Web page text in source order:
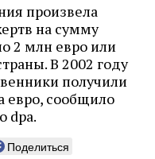
произвела
на сумму
2 млн евро или
В 2002 году
получили
евро, сообщило
dpa.
Поделиться